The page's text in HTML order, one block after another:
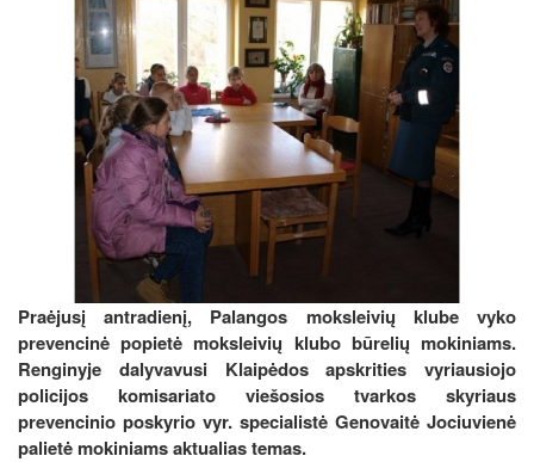
Praėjusį antradienį, Palangos moksleivių klube vyko
prevencinė popietė moksleivių klubo būrelių mokiniams.
Renginyje dalyvavusi Klaipėdos apskrities vyriausiojo
policijos komisariato viešosios tvarkos skyriaus
prevencinio poskyrio vyr. specialistė Genovaitė Jociuvienė
palietė mokiniams aktualias temas.